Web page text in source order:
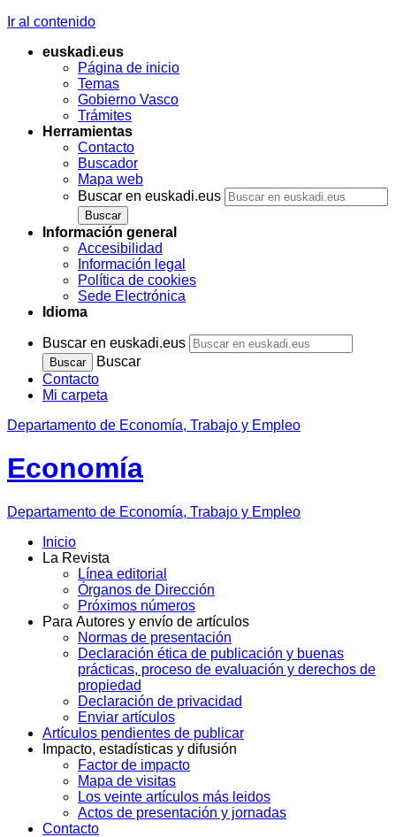
Ir al contenido
euskadi.eus
Página de inicio
Temas
Gobierno Vasco
Trámites
Herramientas
Contacto
Buscador
Mapa web
Buscar en euskadi.eus
Información general
Accesibilidad
Información legal
Política de cookies
Sede Electrónica
Idioma
Buscar en euskadi.eus
Buscar
Contacto
Mi carpeta
Departamento de Economía, Trabajo y Empleo
Economía
Departamento de Economía, Trabajo y Empleo
Inicio
La Revista
Línea editorial
Órganos de Dirección
Próximos números
Para Autores y envío de artículos
Normas de presentación
Declaración ética de publicación y buenas
prácticas, proceso de evaluación y derechos de
propiedad
Declaración de privacidad
Enviar artículos
Artículos pendientes de publicar
Impacto, estadísticas y difusión
Factor de impacto
Mapa de visitas
Los veinte artículos más leidos
Actos de presentación y jornadas
Contacto